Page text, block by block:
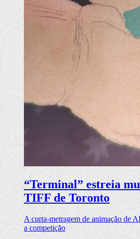
“Terminal” estreia
TIFF de Toronto
A curta-metragem de animação de
a competição